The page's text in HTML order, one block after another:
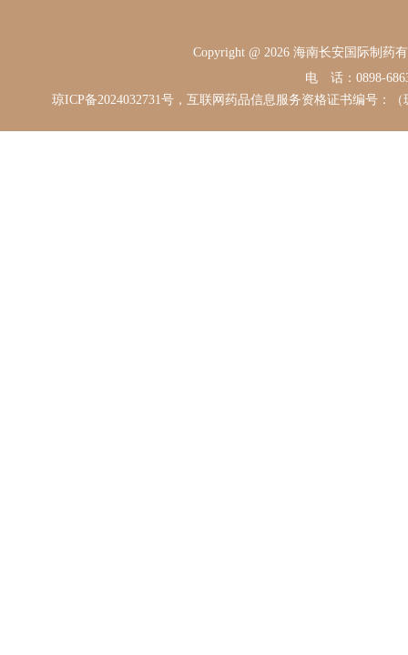
Copyright @ 2026 海南长安国际制
电 话：0898-
琼ICP备2024032731号，互联网药品信息服务资格证书编号：（